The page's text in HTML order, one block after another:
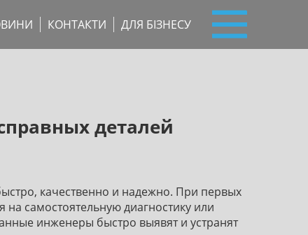
КОНТАКТИ ДЛЯ БІЗНЕСУ
деталей
качественно и надежно. При первых
самостоятельную диагностику или
инженеры быстро выявят и устранят